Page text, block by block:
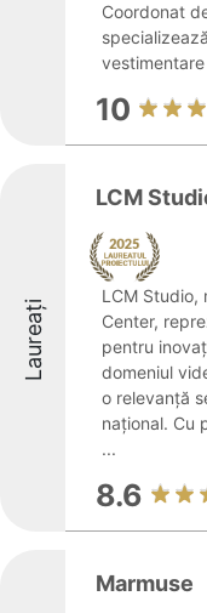
Coordonat
10
Laureați
LCM
LCM Studio,
Center,
pentru
domeniul
o relevanță
național. Cu
...
8.6
Marmuse